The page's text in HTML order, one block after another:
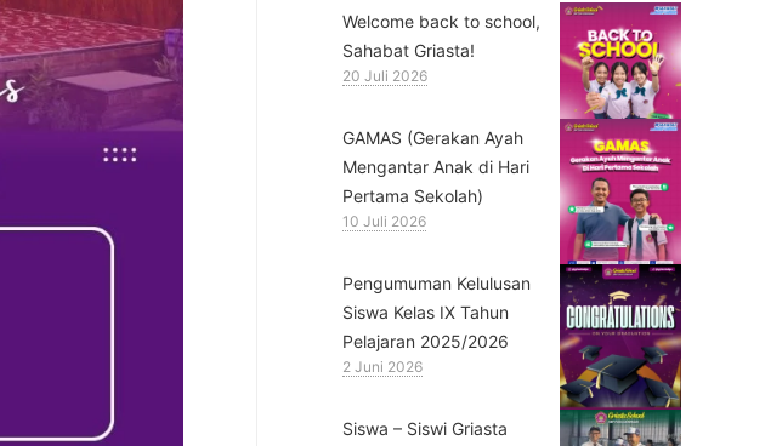
Welcome back to school,
Sahabat Griasta!
20 Juli 2026
GAMAS (Gerakan Ayah
Mengantar Anak di Hari
Pertama Sekolah)
10 Juli 2026
Pengumuman Kelulusan
Siswa Kelas IX Tahun
Pelajaran 2025/2026
2 Juni 2026
Siswa – Siswi Griasta